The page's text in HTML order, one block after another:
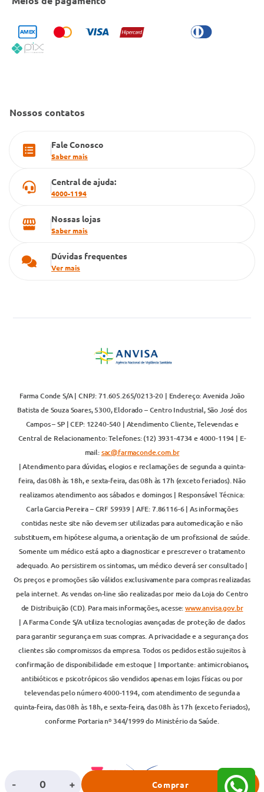
- + Comprar
Código de Conduta
Política de Reembolso
Bulário Anvisa
Condeclin
Convênio Conlife
Cartão Grupo Conde
Nossos contatos
Fale Conosco
Saber mais
Central de ajuda:
4000-1194
Nossas lojas
Saber mais
Dúvidas frequentes
Ver mais
Farma Conde S/A | CNPJ: 71.605.265/0213-20 | Endereço: Avenida João
Batista de Souza Soares, 5300, Eldorado – Centro Industrial, São José dos
Campos – SP | CEP: 12240-540 | Atendimento Cliente, Televendas e
Central de Relacionamento: Telefones: (12) 3931-4734 e 4000-1194 | E-
mail:sac@farmaconde.com.br
| Atendimento para dúvidas, elogios e reclamações de segunda a quinta-
feira, das 08h às 18h, e sexta-feira, das 08h às 17h (exceto feriados). Não
realizamos atendimento aos sábados e domingos | Responsável Técnica:
Carla Garcia Pereira – CRF 59939 | AFE: 7.86116-6 | As informações
contidas neste site não devem ser utilizadas para automedicação e não
substituem, em hipótese alguma, a orientação de um profissional de saúde.
Somente um médico está apto a diagnosticar e prescrever o tratamento
adequado. Ao persistirem os sintomas, um médico deverá ser consultado |
Os preços e promoções são válidos exclusivamente para compras realizadas
pela internet. As vendas on-line são realizadas por meio da Loja do Centro
de Distribuição (CD). Para mais informações, acesse:www.anvisa.gov.br
| A Farma Conde S/A utiliza tecnologias avançadas de proteção de dados
para garantir segurança em suas compras. A privacidade e a segurança dos
clientes são compromissos da empresa. Todos os pedidos estão sujeitos à
confirmação de disponibilidade em estoque | Importante: antimicrobianos,
antibióticos e psicotrópicos são vendidos apenas em lojas físicas ou por
televendas pelo número 4000-1194, com atendimento de segunda a
quinta-feira, das 08h às 18h, e sexta-feira, das 08h às 17h (exceto feriados),
conforme Portaria nº 344/1999 do Ministério da Saúde.